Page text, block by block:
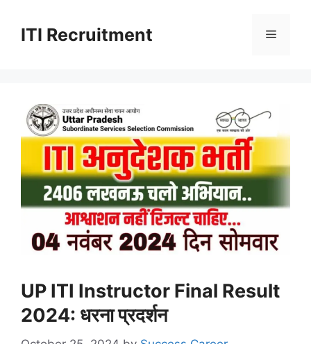
contentITI Recruitment Menu
UP ITI Instructor Final Result
2024: धरना प्रदर्शन